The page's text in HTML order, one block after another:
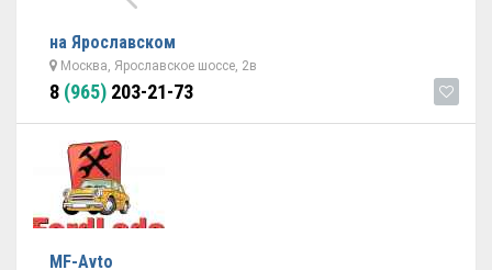
на Ярославском
Москва, Ярославское шоссе, 2в
8 (965) 203-21-73
MF-Avto